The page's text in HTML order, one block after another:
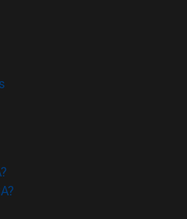
ventana)
(abre en nueva ventana)
en nueva ventana)